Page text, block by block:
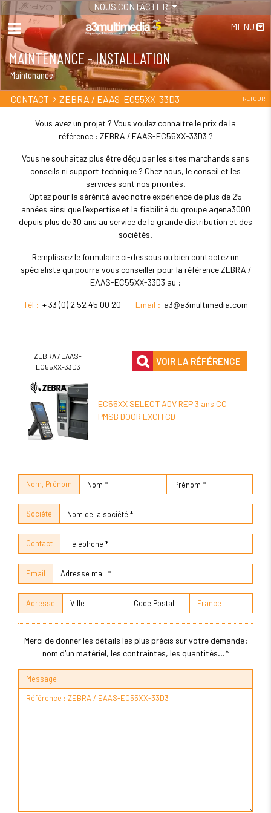
NOUS CONTACTER
MENU
MAINTENANCE - INSTALLATION
Maintenance
CONTACT ZEBRA / EAAS-EC55XX-33D3 RETOUR
Vous avez un projet ? Vous voulez connaitre le prix de la
référence : ZEBRA / EAAS-EC55XX-33D3 ?
Vous ne souhaitez plus être déçu par les sites marchands sans
conseils ni support technique ? Chez nous, le conseil et les
services sont nos priorités.
Optez pour la sérénité avec notre expérience de plus de 25
années ainsi que l'expertise et la fiabilité du groupe agena3000
depuis plus de 30 ans au service de la grande distribution et des
sociétés.
Remplissez le formulaire ci-dessous ou bien contactez un
spécialiste qui pourra vous conseiller pour la référence ZEBRA /
EAAS-EC55XX-33D3 au :
Tél : + 33 (0) 2 52 45 00 20 Email : a3@a3multimedia.com
ZEBRA / EAAS-
EC55XX-33D3
VOIR LA RÉFÉRENCE
EC55XX SELECT ADV REP 3 ans CC
PMSB DOOR EXCH CD
Nom, Prénom
Société
Contact
Email
Adresse
Merci de donner les détails les plus précis sur votre demande:
nom d'un matériel, les contraintes, les quantités...*
Message